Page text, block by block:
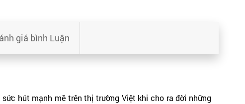
giá bình Luận
hút mạnh mẽ trên thị trường Việt khi cho ra đời những